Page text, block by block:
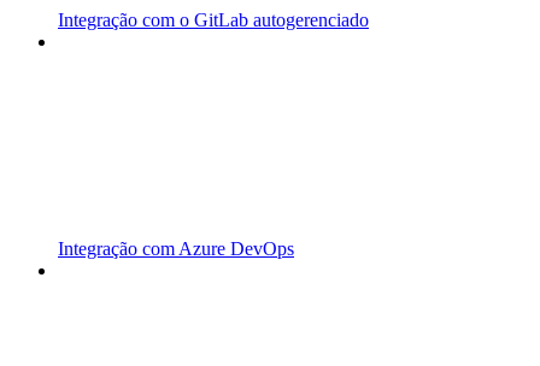
Integração com o GitLab autogerenciado
Integração com Azure DevOps